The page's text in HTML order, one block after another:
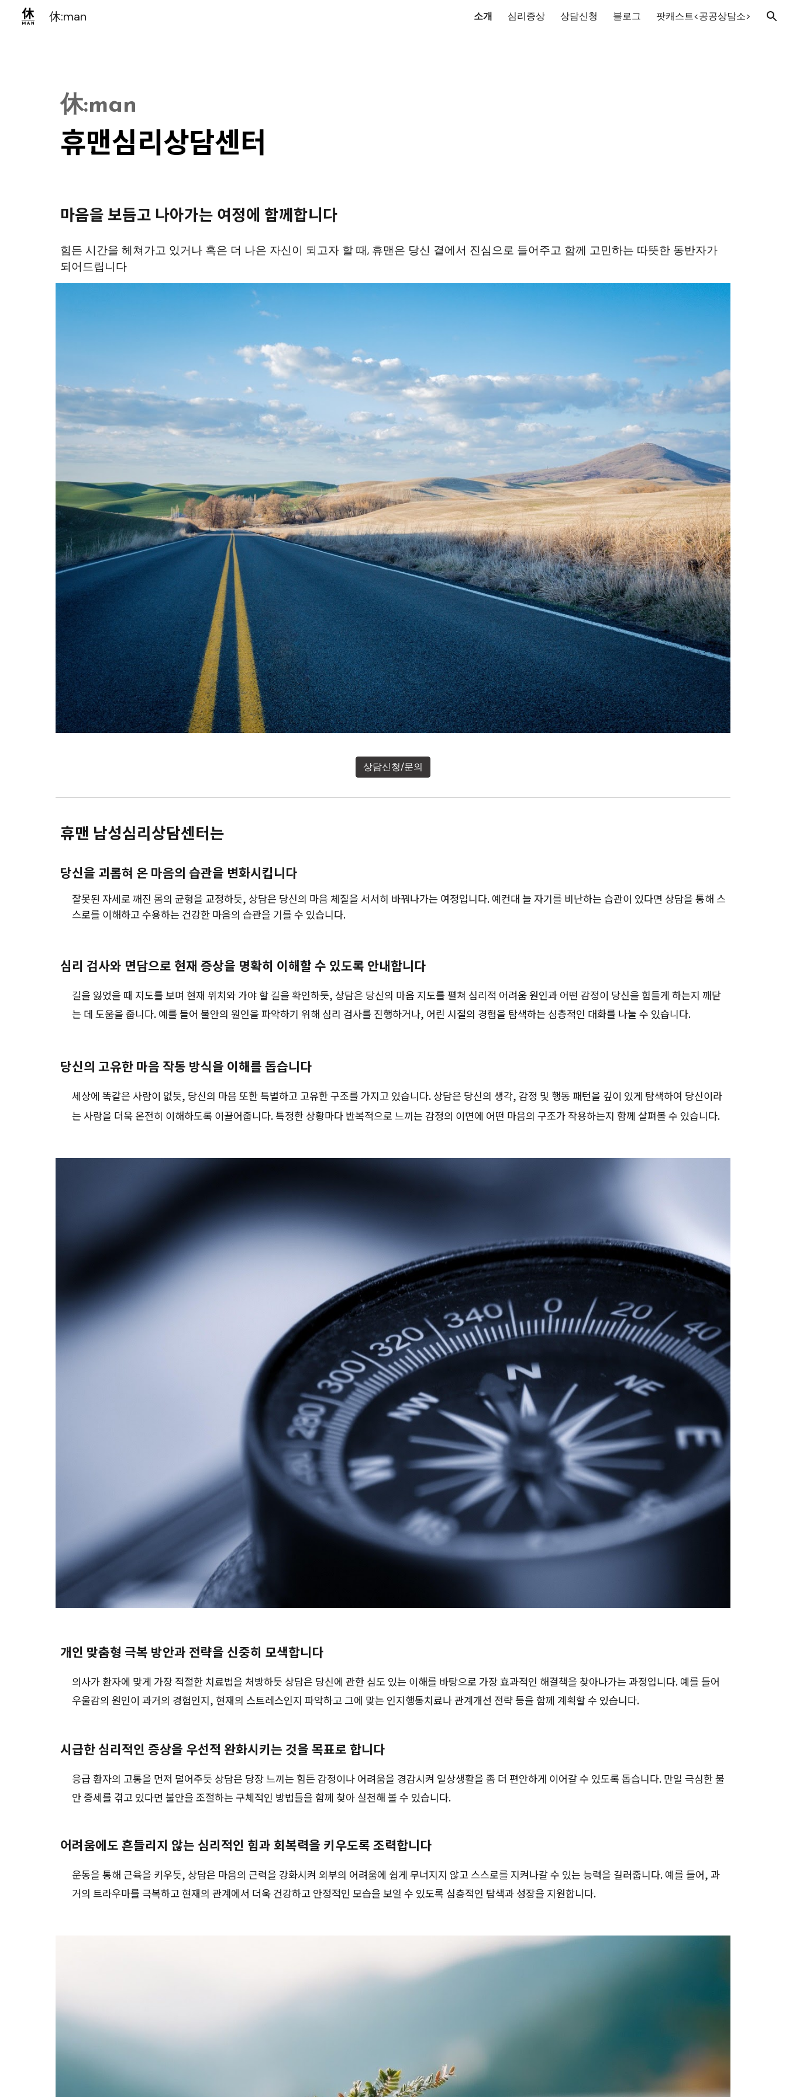
Skip to navigation
休:man 소개 심리증상 상담신청 블로그 팟캐스트<공공상담소>
休:man
휴맨심리상담센터
마음을 보듬고 나아가는 여정에 함께합니다
힘든 시간을 헤쳐가고 있거나 혹은 더 나은 자신이 되고자 할 때, 휴맨은 당신 곁에서 진심으로 들어주고 함께 고민하는 따뜻한 동반자가
되어드립니다
상담신청/문의
휴맨 남성심리상담센터는
당신을 괴롭혀 온 마음의 습관을 변화시킵니다
잘못된 자세로 깨진 몸의 균형을 교정하듯, 상담은 당신의 마음 체질을 서서히 바꿔나가는 여정입니다. 예컨대 늘 자기를 비난하는 습관이 있다면 상담을 통해 스
스로를 이해하고 수용하는 건강한 마음의 습관을 기를 수 있습니다.
심리 검사와 면담으로 현재 증상을 명확히 이해할 수 있도록 안내합니다
길을 잃었을 때 지도를 보며 현재 위치와 가야 할 길을 확인하듯, 상담은 당신의 마음 지도를 펼쳐 심리적 어려움 원인과 어떤 감정이 당신을 힘들게 하는지 깨닫
는 데 도움을 줍니다. 예를 들어 불안의 원인을 파악하기 위해 심리 검사를 진행하거나, 어린 시절의 경험을 탐색하는 심층적인 대화를 나눌 수 있습니다.
당신의 고유한 마음 작동 방식을 이해를 돕습니다
세상에 똑같은 사람이 없듯, 당신의 마음 또한 특별하고 고유한 구조를 가지고 있습니다. 상담은 당신의 생각, 감정 및 행동 패턴을 깊이 있게 탐색하여 당신이라
는 사람을 더욱 온전히 이해하도록 이끌어줍니다. 특정한 상황마다 반복적으로 느끼는 감정의 이면에 어떤 마음의 구조가 작용하는지 함께 살펴볼 수 있습니다.
개인 맞춤형 극복 방안과 전략을 신중히 모색합니다
의사가 환자에 맞게 가장 적절한 치료법을 처방하듯 상담은 당신에 관한 심도 있는 이해를 바탕으로 가장 효과적인 해결책을 찾아나가는 과정입니다. 예를 들어
우울감의 원인이 과거의 경험인지, 현재의 스트레스인지 파악하고 그에 맞는 인지행동치료나 관계개선 전략 등을 함께 계획할 수 있습니다.
시급한 심리적인 증상을 우선적 완화시키는 것을 목표로 합니다
응급 환자의 고통을 먼저 덜어주듯 상담은 당장 느끼는 힘든 감정이나 어려움을 경감시켜 일상생활을 좀 더 편안하게 이어갈 수 있도록 돕습니다. 만일 극심한 불
안 증세를 겪고 있다면 불안을 조절하는 구체적인 방법들을 함께 찾아 실천해 볼 수 있습니다.
어려움에도 흔들리지 않는 심리적인 힘과 회복력을 키우도록 조력합니다
운동을 통해 근육을 키우듯, 상담은 마음의 근력을 강화시켜 외부의 어려움에 쉽게 무너지지 않고 스스로를 지켜나갈 수 있는 능력을 길러줍니다. 예를 들어, 과
거의 트라우마를 극복하고 현재의 관계에서 더욱 건강하고 안정적인 모습을 보일 수 있도록 심층적인 탐색과 성장을 지원합니다.